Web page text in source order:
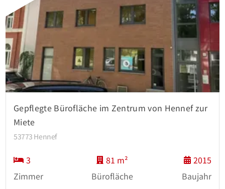
Gepflegte Bürofläche im Zentrum von Hennef zur
Miete
53773 Hennef
3
Zimmer
81 m²
Bürofläche
2015
Baujahr